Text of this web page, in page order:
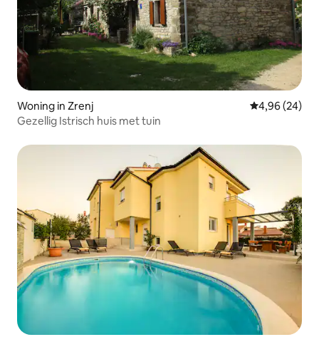
Woning in Zrenj Gemiddelde
4,96 (24)
Gezellig Istrisch huis met tuin